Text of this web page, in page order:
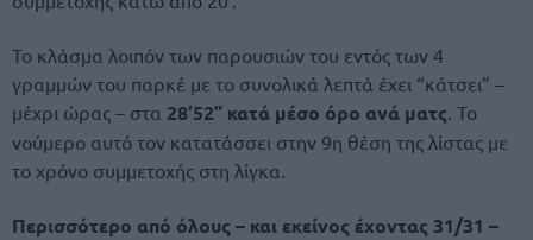
Το κλάσμα λοιπόν των παρουσιών του εντός των 4
γραμμών του παρκέ με το συνολικά λεπτά έχει “κάτσει” –
μέχρι ώρας – στα 28’52” κατά μέσο όρο ανά ματς. Το
νούμερο αυτό τον κατατάσσει στην 9η θέση της λίστας με
το χρόνο συμμετοχής στη λίγκα.
Περισσότερο από όλους – και εκείνος έχοντας 31/31 –